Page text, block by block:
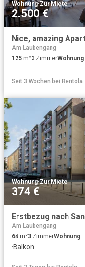
Wohnung·Zur Miete
2.500 €
Am Laubengang
125 m²3 ZimmerWohnung
Seit 3 Wochen bei Rentola
Wohnung·Zur Miete
374 €
Am Laubengang
64 m²3 ZimmerWohnung
·Balkon